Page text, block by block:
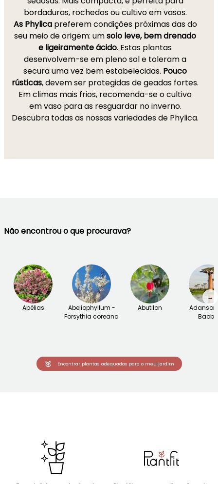
bordaduras, rochedos ou cultivo em vasos.
As Phylicapreferem condições próximas das do
seu meio de origem: umsolo leve, bem drenado
e ligeiramente ácido. Estas plantas
desenvolvem-se em pleno sol e toleram a
secura uma vez bem estabelecidas. Pouco
rústicas, devem ser protegidas de geadas fortes.
Em climas mais frios, recomenda-se o cultivo
em vaso para as resguardar no inverno.
Descubra todas as nossas variedades de Phylica.
Não encontrou o que procurava?
Abélias
Abeliophyllum -
Forsythia coreana
Abutilon
Baobá
→
Encontrar plantas adequadas para o meu jardim